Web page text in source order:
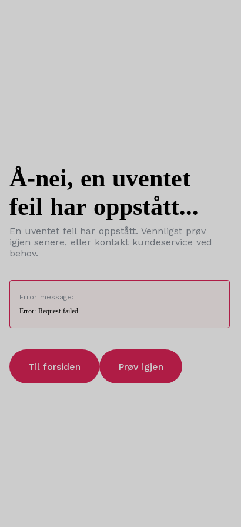
Å-nei, en uventet
feil har oppstått...
En uventet feil har oppstått. Vennligst prøv
igjen senere, eller kontakt kundeservice ved
behov.
Error message:
Error: Request failed
Til forsiden Prøv igjen